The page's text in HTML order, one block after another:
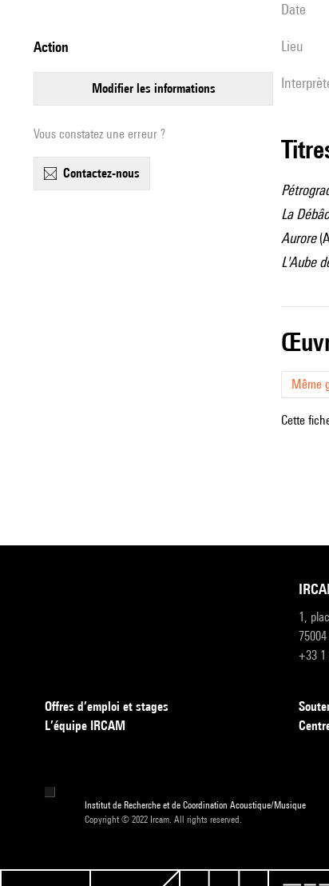
action
modifier les informations
Vous constatez une erreur ?
contactez-nous
date
lieu
La
Aurore
L'Aube
Même
Cette
1,
+33 1
Offres d’emploi et stages
L’équipe IRCAM
Institut de Recherche et de Coordination Acoustique/Musique
Copyright © 2022 Ircam. All rights reserved.